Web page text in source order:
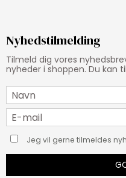
Nyhedstilmelding
Tilmeld dig vores
nyheder i shoppen. Du kan
Jeg vil gerne tilmeldes